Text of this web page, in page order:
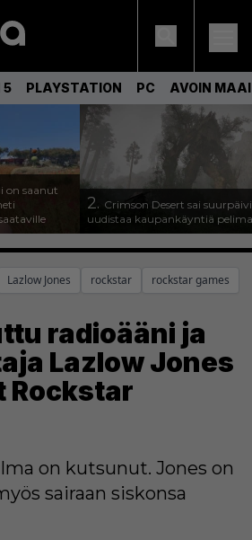
5 PLAYSTATION PC AVOIN
on saanut
2. Crimson Desert sai
uudistaa kaupankäyntiä
Lazlow Jones rockstar rockstar games
radioääni ja
Lazlow Jones
Rockstar
on kutsunut. Jones on
sairaan siskonsa